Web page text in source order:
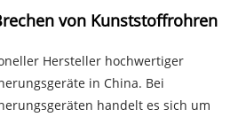
von Kunststoffrohren
Hersteller hochwertiger
in China. Bei
handelt es sich um